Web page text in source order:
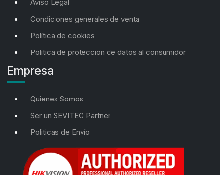
Aviso Legal
Condiciones generales de venta
Política de cookies
Política de protección de datos al consumidor
Empresa
Quienes Somos
Ser un SEVITEC Partner
Politicas de Envío